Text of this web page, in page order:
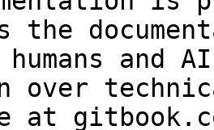
the
and
over
at